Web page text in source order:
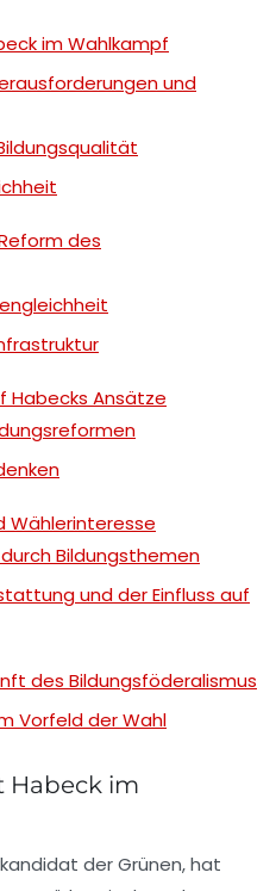
im Wahlkampf
und
des
Habecks Ansätze
Wählerinteresse
Bildungsthemen
und der Einfluss auf
des Bildungsföderalismus
Vorfeld der Wahl
Habeck im
der Grünen, hat